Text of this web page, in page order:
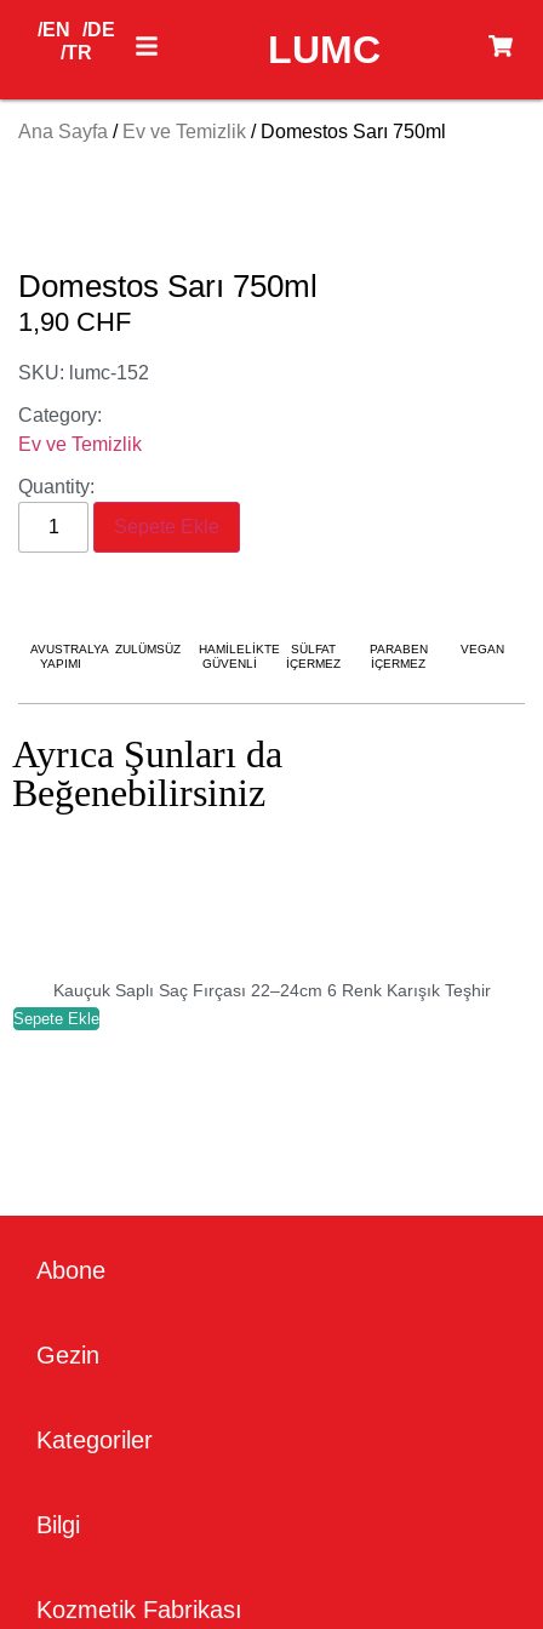
LUMC
/EN
/DE
/TR
Ana Sayfa / Ev ve Temizlik / Domestos Sarı 750ml
Domestos Sarı 750ml
1,90 CHF
SKU: lumc-152
Category:
Ev ve Temizlik
Quantity:
Sepete Ekle
AVUSTRALYA
YAPIMI
ZULÜMSÜZ
HAMİLELİKTE
GÜVENLİ
SÜLFAT
İÇERMEZ
PARABEN
İÇERMEZ
VEGAN
Ayrıca Şunları da
Beğenebilirsiniz
Kauçuk Saplı Saç Fırçası 22–24cm 6 Renk Karışık Teşhir
Sepete Ekle
Abone
Gezin
Kategoriler
Bilgi
Kozmetik Fabrikası